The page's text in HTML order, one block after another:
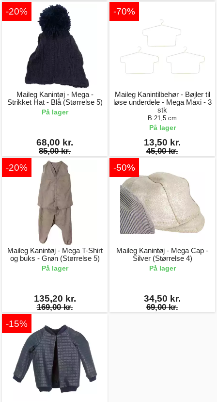
-20%
Maileg Kanintøj - Mega -
Strikket Hat - Blå (Størrelse 5)
På lager
68,00 kr.
85,00 kr.
-70%
Maileg Kanintilbehør - Bøjler til
løse underdele - Mega Maxi - 3
stk
B 21,5 cm
På lager
13,50 kr.
45,00 kr.
-20%
Maileg Kanintøj - Mega T-Shirt
og buks - Grøn (Størrelse 5)
På lager
135,20 kr.
169,00 kr.
-50%
Maileg Kanintøj - Mega Cap -
Silver (Størrelse 4)
På lager
34,50 kr.
69,00 kr.
-15%